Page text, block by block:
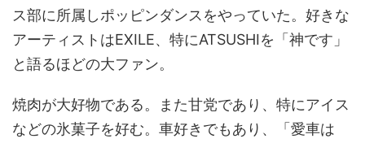
ス部に所属しポッピンダンスをやっていた。好きな
アーティストはEXILE、特にATSUSHIを「神です」
と語るほどの大ファン。
焼肉が大好物である。また甘党であり、特にアイス
などの氷菓子を好む。車好きでもあり、「愛車は